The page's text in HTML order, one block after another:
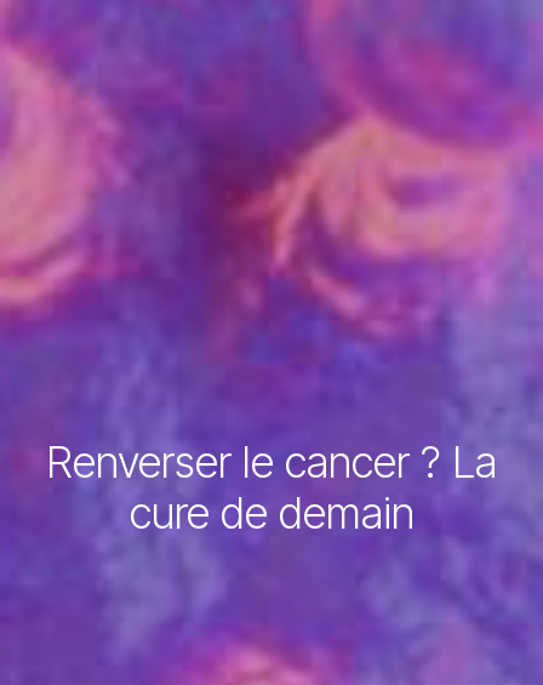
Renverser le cancer ? La
cure de demain